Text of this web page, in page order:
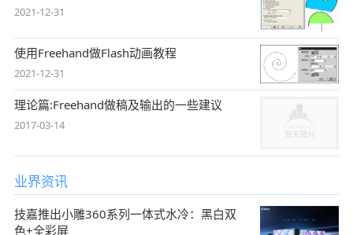
2021-12-31
使用Freehand做Flash动画教程
2021-12-31
理论篇:Freehand做稿及输出的一些建议
2017-03-14
业界资讯
技嘉推出小雕360系列一体式水冷：黑白双
色+全彩屏